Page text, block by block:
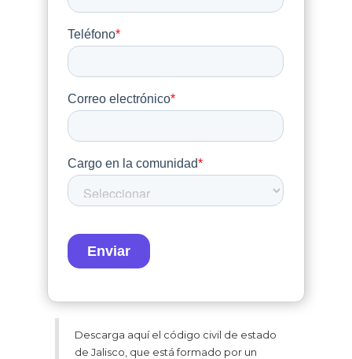
Descarga aquí el código civil de estado
de Jalisco, que está formado por un